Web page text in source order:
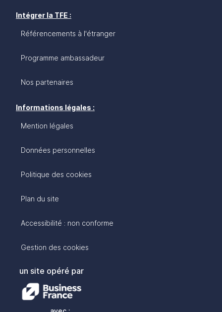
Intégrer la TFE :
Référencements à l'étranger
Programme ambassadeur
Nos partenaires
Informations légales :
Mention légales
Données personnelles
Politique des cookies
Plan du site
Accessibilité : non conforme
Gestion des cookies
un site opéré par